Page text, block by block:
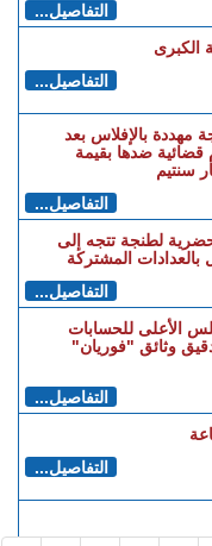
التفاصيل...
الكبرى
التفاصيل...
مهددة بالإفلاس بعد
قضائية ضدها بقيمة
التفاصيل...
لطنجة تتجه إلى
المشتركة
التفاصيل...
الأعلى للحسابات
وثائق "فوريان"
التفاصيل...
التفاصيل...